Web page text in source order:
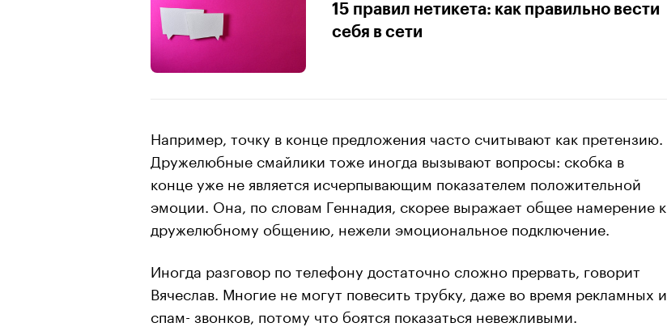
15 правил нетикета: как правильно вести
себя в сети
Например, точку в конце предложения часто считывают как претензию.
Дружелюбные смайлики тоже иногда вызывают вопросы: скобка в
конце уже не является исчерпывающим показателем положительной
эмоции. Она, по словам Геннадия, скорее выражает общее намерение к
дружелюбному общению, нежели эмоциональное подключение.
Иногда разговор по телефону достаточно сложно прервать, говорит
Вячеслав. Многие не могут повесить трубку, даже во время рекламных и
спам- звонков, потому что боятся показаться невежливыми.